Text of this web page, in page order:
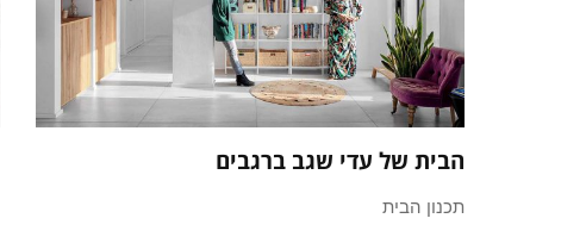
הבית של עדי שגב ברגבים
תכנון הבית